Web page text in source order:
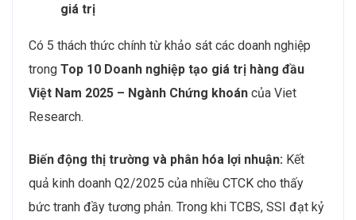
giá trị
Có 5 thách thức chính từ khảo sát các doanh nghiệp
trong Top 10 Doanh nghiệp tạo giá trị hàng đầu
Việt Nam 2025 – Ngành Chứng khoán của Viet
Research.
Biến động thị trường và phân hóa lợi nhuận: Kết
quả kinh doanh Q2/2025 của nhiều CTCK cho thấy
bức tranh đầy tương phản. Trong khi TCBS, SSI đạt kỷ